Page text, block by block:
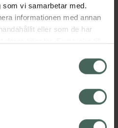
vi samarbetar med.
informationen med annan
eller som de har
samtycke påverkar inte
skett innan återkallelsen.